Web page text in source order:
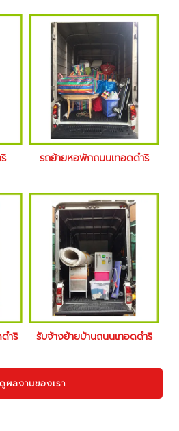
รถย้ายหอพักถนนเทอดดำริ
ำริ รับจ้างย้ายบ้านถนนเทอดดำริ
ผลงานของเรา